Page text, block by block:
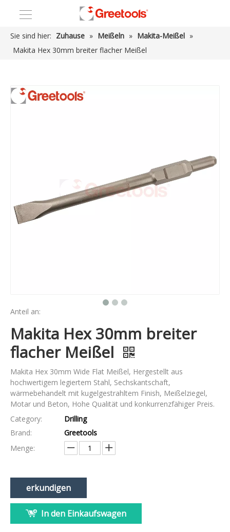
Sie sind hier: Zuhause » Meißeln » Makita-Meißel »
Makita Hex 30mm breiter flacher Meißel
Anteil an:
Makita Hex 30mm breiter
flacher Meißel
Makita Hex 30mm Wide Flat Meißel, Hergestellt aus
hochwertigem legiertem Stahl, Sechskantschaft,
wärmebehandelt mit kugelgestrahltem Finish, Meißelziegel,
Motar und Beton, Hohe Qualität und konkurrenzfähiger Preis.
Category:
Drilling
Brand:
Greetools
Menge:
erkundigen
In den Einkaufswagen